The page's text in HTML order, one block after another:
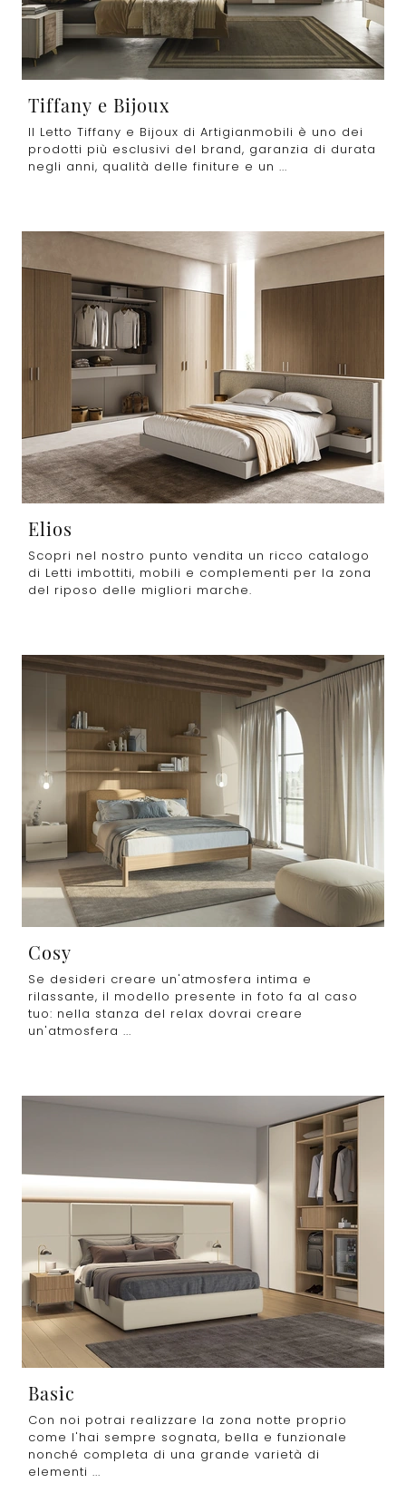
Tiffany e Bijoux
Il Letto Tiffany e Bijoux di Artigianmobili è uno dei
prodotti più esclusivi del brand, garanzia di durata
negli anni, qualità delle finiture e un ...
Elios
Scopri nel nostro punto vendita un ricco catalogo
di Letti imbottiti, mobili e complementi per la zona
del riposo delle migliori marche.
Cosy
Se desideri creare un'atmosfera intima e
rilassante, il modello presente in foto fa al caso
tuo: nella stanza del relax dovrai creare
un'atmosfera ...
Basic
Con noi potrai realizzare la zona notte proprio
come l'hai sempre sognata, bella e funzionale
nonché completa di una grande varietà di
elementi ...